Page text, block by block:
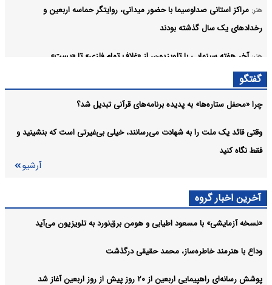
هنر: مراکز استانی صداوسیما با حضور میدانی، روایتگر حماسه اربعین و
رخدادهای یک سال گذشته بودند
هنر: آخر هفته سینمایی با تلویزیون، از «غلاف تمام فلزی» تا «پست»
گفتگو
چرا «محفل ستاره‌ها» به پدیده برنامه‌های قرآنی تبدیل شد؟
وقتی قائد یک ملت را به شهادت می‌رسانند، خیلی بی‌غیرتی است که بنشینید و
فقط نگاه کنید
آرشیو
آخرین اخبار گروه
«نسخه آزمایشی» با مسعود اطیابی و هومن برق‌نورد به تلویزیون می‌آید
وداع با هنرمند خاطره‌ساز، محمد حقیقی درگذشت
پوشش رسانه‌ای راهپیمایی اربعین از ۲۰ روز پیش از روز اربعین آغاز شد